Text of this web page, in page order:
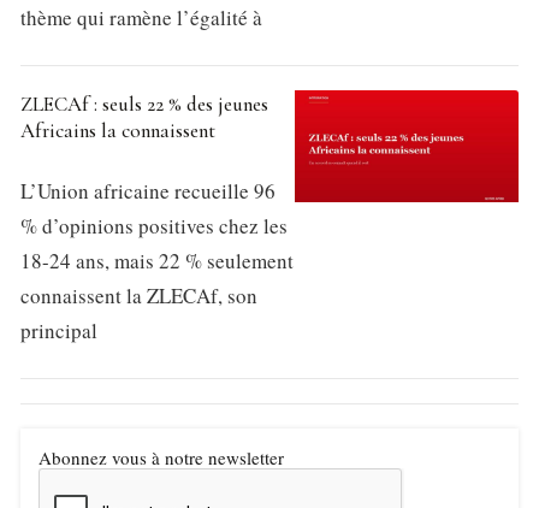
thème qui ramène l’égalité à
ZLECAf : seuls 22 % des jeunes
Africains la connaissent
L’Union africaine recueille 96
% d’opinions positives chez les
18-24 ans, mais 22 % seulement
connaissent la ZLECAf, son
principal
Abonnez vous à notre newsletter